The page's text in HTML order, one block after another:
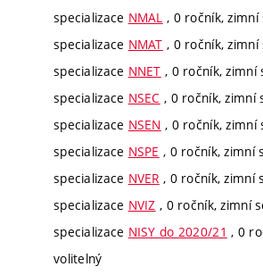
specializace NMAL , 0 ročník,
specializace NMAT , 0 ročník,
specializace NNET , 0 ročník,
specializace NSEC , 0 ročník, zimní
specializace NSEN , 0 ročník,
specializace NSPE , 0 ročník, zimní
specializace NVER , 0 ročník, zimní
specializace NVIZ , 0 ročník, zimní
specializace NISY do 2020/21 , 0
volitelný